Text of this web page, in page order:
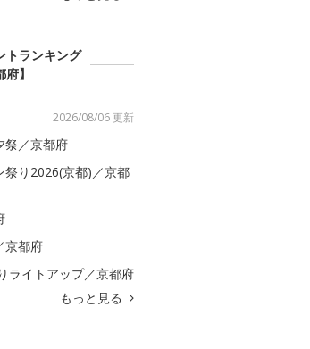
トランキング
府】
2026/08/06 更新
祭／京都府
祭り2026(京都)／京都
京都府
ライトアップ／京都府
もっと見る